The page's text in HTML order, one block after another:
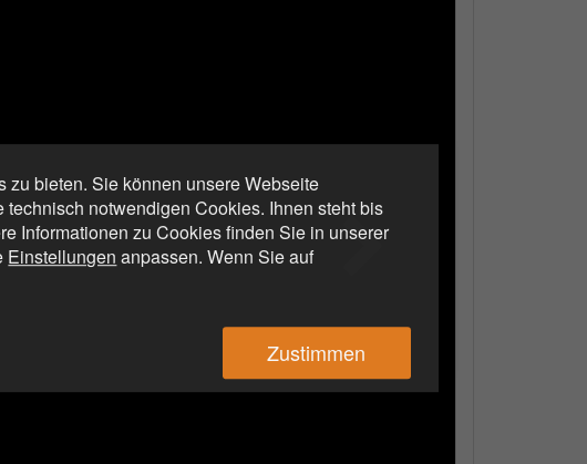
bieten. Sie können unsere Webseite
notwendigen Cookies. Ihnen steht bis
Informationen zu Cookies finden Sie in unserer
Einstellungen anpassen. Wenn Sie auf
Zustimmen